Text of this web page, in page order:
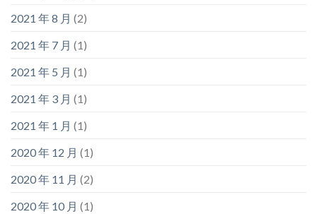
2021 年 8 月 (2)
2021 年 7 月 (1)
2021 年 5 月 (1)
2021 年 3 月 (1)
2021 年 1 月 (1)
2020 年 12 月 (1)
2020 年 11 月 (2)
2020 年 10 月 (1)